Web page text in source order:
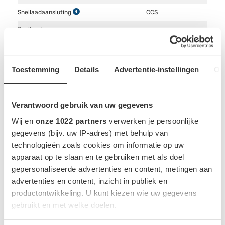
Toestemming Details Advertentie-instellingen
Verantwoord gebruik van uw gegevens
Wij en onze 1022 partners verwerken je persoonlijke
gegevens (bijv. uw IP-adres) met behulp van
technologieën zoals cookies om informatie op uw
apparaat op te slaan en te gebruiken met als doel
gepersonaliseerde advertenties en content, metingen aan
advertenties en content, inzicht in publiek en
productontwikkeling. U kunt kiezen wie uw gegevens
gebruikt en met welke doelen.
Snellaadaansluting CCS
Snellaadvermogen -
WLTP NORMERING
Actieradius 309 km
Verbruik normering 18.1 kWh/100km
Verbruik voertuig
CO2-uitstoot -
Benzine equivalent normering -